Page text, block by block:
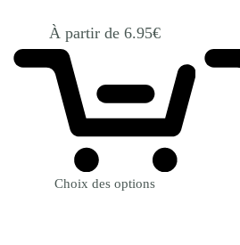
À partir de 6.95€
Choix des options